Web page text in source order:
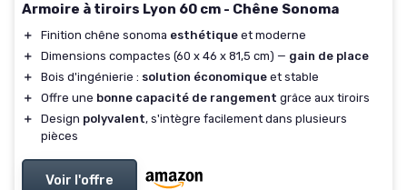
Armoire à tiroirs Lyon 60 cm - Chêne Sonoma
＋ Finition chêne sonoma esthétique et moderne
＋
Dimensions compactes (60 x 46 x 81,5 cm) — gain de place
＋
Bois d'ingénierie : solution économique et stable
＋
Offre une bonne capacité de rangement grâce aux tiroirs
＋
Design polyvalent, s'intègre facilement dans plusieurs
pièces
Voir l'offre